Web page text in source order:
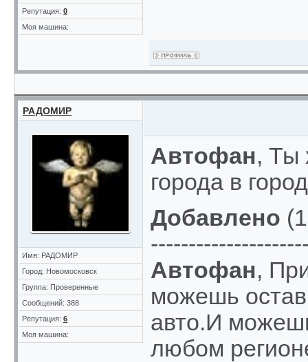
Репутация: 0
Моя машина:
РАДОМИР
Имя: РАДОМИР
Город: Новомосковск
Группа: Проверенные
Сообщений: 388
Репутация: 6
Моя машина:
Автофан, Ты
города в
Добавлено
Автофан,
можешь
авто.И
любом